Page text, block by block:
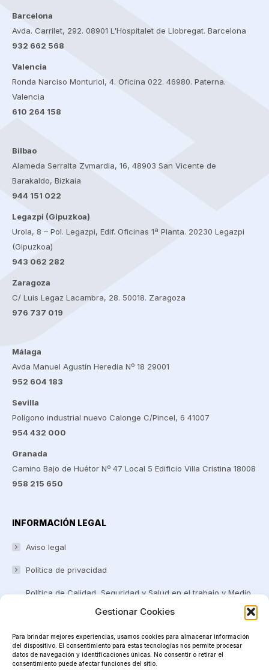
Gestionar Cookies
Para brindar mejores experiencias, usamos cookies para almacenar información
del dispositivo. El consentimiento para estas tecnologías nos permite procesar
datos de navegación y identificaciones únicas. No consentir o retirar el
consentimiento puede afectar funciones del sitio.
Barcelona
Avda. Carrilet, 292. 08901 L'Hospitalet de Llobregat. Barcelona
932 662 568
Valencia
Ronda Narciso Monturiol, 4. Oficina 022. 46980. Paterna.
Valencia
610 264 158
Bilbao
Alameda Serralta Zvmardia, 16, 48903 San Vicente de
Barakaldo, Bizkaia
944 151 022
Legazpi (Gipuzkoa)
Urola, 8 – Pol. Legazpi, Edif. Oficinas 1ª Planta. 20230 Legazpi
(Gipuzkoa)
943 062 282
Zaragoza
C/ Luis Legaz Lacambra, 28. 50018. Zaragoza
976 737 019
Málaga
Avda Manuel Agustín Heredia Nº 18 29001
952 604 183
Sevilla
Polígono industrial nuevo Calonge C/Pincel, 6 41007
954 432 000
Granada
Camino Bajo de Huétor Nº 47 Local 5 Edificio Villa Cristina 18008
958 215 650
INFORMACIÓN LEGAL
Aviso legal
Política de privacidad
Política de Calidad, Seguridad y Salud en el trabajo y Medio
Canal Ético